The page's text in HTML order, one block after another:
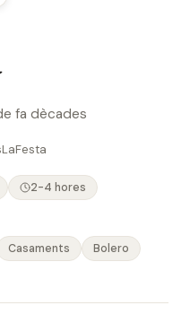
fa dècades
2-4 hores
Casaments
Bolero